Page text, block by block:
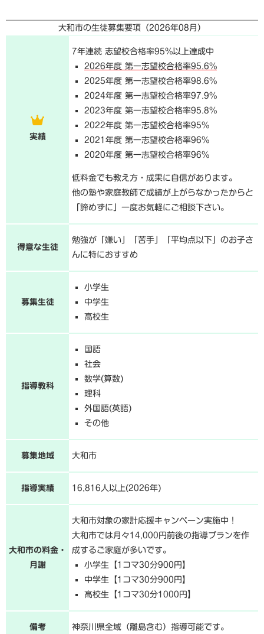
大和市の生徒募集要項（2026年08月 ）
実績
7年連続 志望校合格率95%以上達成中
2026年度 第一志望校合格率95.6%
2025年度 第一志望校合格率98.6%
2024年度 第一志望校合格率97.9%
2023年度 第一志望校合格率95.8%
2022年度 第一志望校合格率95%
2021年度 第一志望校合格率96%
2020年度 第一志望校合格率96%
低料金でも教え方・成果に自信があります。
他の塾や家庭教師で成績が上がらなかったからと
「諦めずに」一度お気軽にご相談下さい。
得意な生徒
勉強が「嫌い」「苦手」「平均点以下」のお子さ
んに特におすすめ
募集生徒
小学生
中学生
高校生
指導教科
国語
社会
数学(算数)
理科
外国語(英語)
その他
募集地域 大和市
指導実績 16,816人以上(2026年)
大和市の料金・
月謝
大和市対象の家計応援キャンペーン実施中！
大和市では月々14,000円前後の指導プランを作
成するご家庭が多いです。
小学生【1コマ30分900円】
中学生【1コマ30分900円】
高校生【1コマ30分1000円】
備考 神奈川県全域（離島含む）指導可能です。